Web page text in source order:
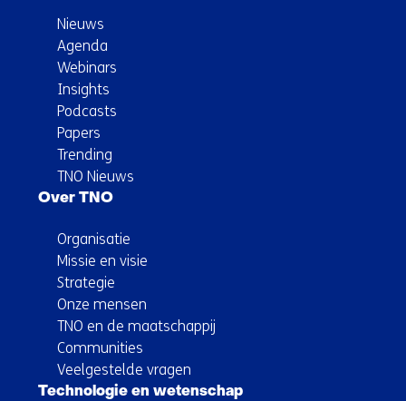
Nieuws
Agenda
Webinars
Insights
Podcasts
Papers
Trending
TNO Nieuws
Over TNO
Organisatie
Missie en visie
Strategie
Onze mensen
TNO en de maatschappij
Communities
Veelgestelde vragen
Technologie en wetenschap